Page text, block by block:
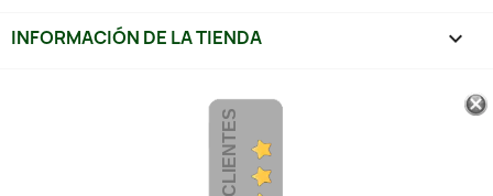
INFORMACIÓN DE LA TIENDA keyboard_arrow_down